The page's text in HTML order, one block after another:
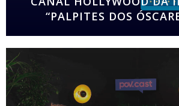
“PALPITES DOS
de opinião sobre os Óscares em
que vais lá” é o mote da